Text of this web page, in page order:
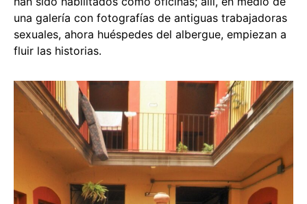
una galería con fotografías de antiguas trabajadoras
sexuales, ahora huéspedes del albergue, empiezan a
fluir las historias.